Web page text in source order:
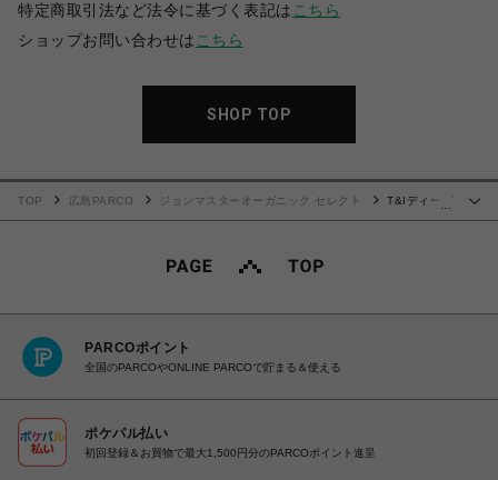
特定商取引法など法令に基づく表記は こちら
ショップお問い合わせは こちら
SHOP TOP
…
TOP 広島PARCO ジョンマスターオーガニック セレクト
T&Iディープ
PARCOポイント
全国のPARCOやONLINE PARCOで貯まる＆使える
ポケパル払い
初回登録＆お買物で最大1,500円分のPARCOポイント進呈